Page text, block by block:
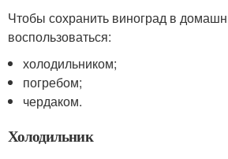
Чтобы сохранить виноград в
воспользоваться:
холодильником;
погребом;
чердаком.
Холодильник